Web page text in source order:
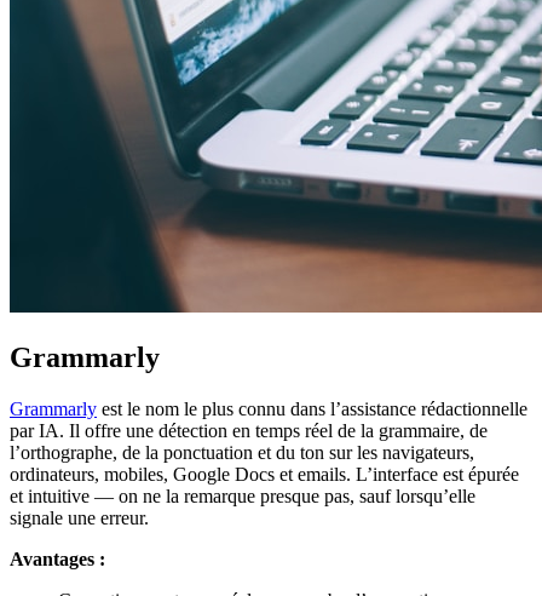
Grammarly
Grammarly est le nom le plus connu dans l’assistance rédactionnelle
par IA. Il offre une détection en temps réel de la grammaire, de
l’orthographe, de la ponctuation et du ton sur les navigateurs,
ordinateurs, mobiles, Google Docs et emails. L’interface est épurée
et intuitive — on ne la remarque presque pas, sauf lorsqu’elle
signale une erreur.
Avantages :